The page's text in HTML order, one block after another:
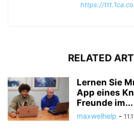
https://
RELATED
Lernen Sie
App eines
Freunde im...
maxwelhelp -